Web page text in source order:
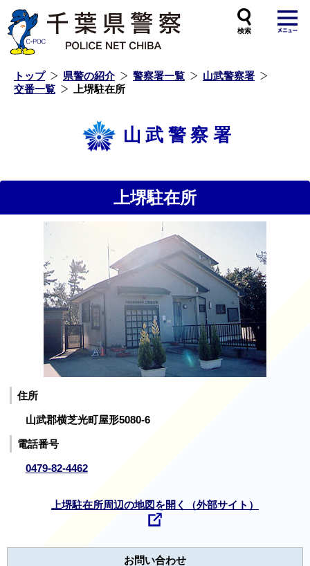
トップ 県警の紹介 警察署一覧
山武警察署
交番一覧
上堺駐在所
山武警察署
上堺駐在所
住所
山武郡横芝光町屋形5080-6
電話番号
0479-82-4462
上堺駐在所周辺の地図を開く（外部サイト）
お問い合わせ